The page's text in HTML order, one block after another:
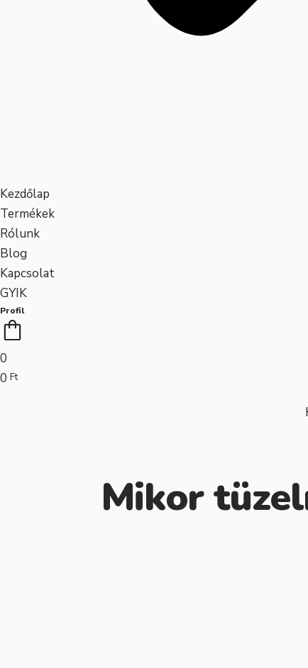
Kezdőlap
Termékek
Rólunk
Blog
Kapcsolat
GYIK
Profil
0
0 Ft
Mikor